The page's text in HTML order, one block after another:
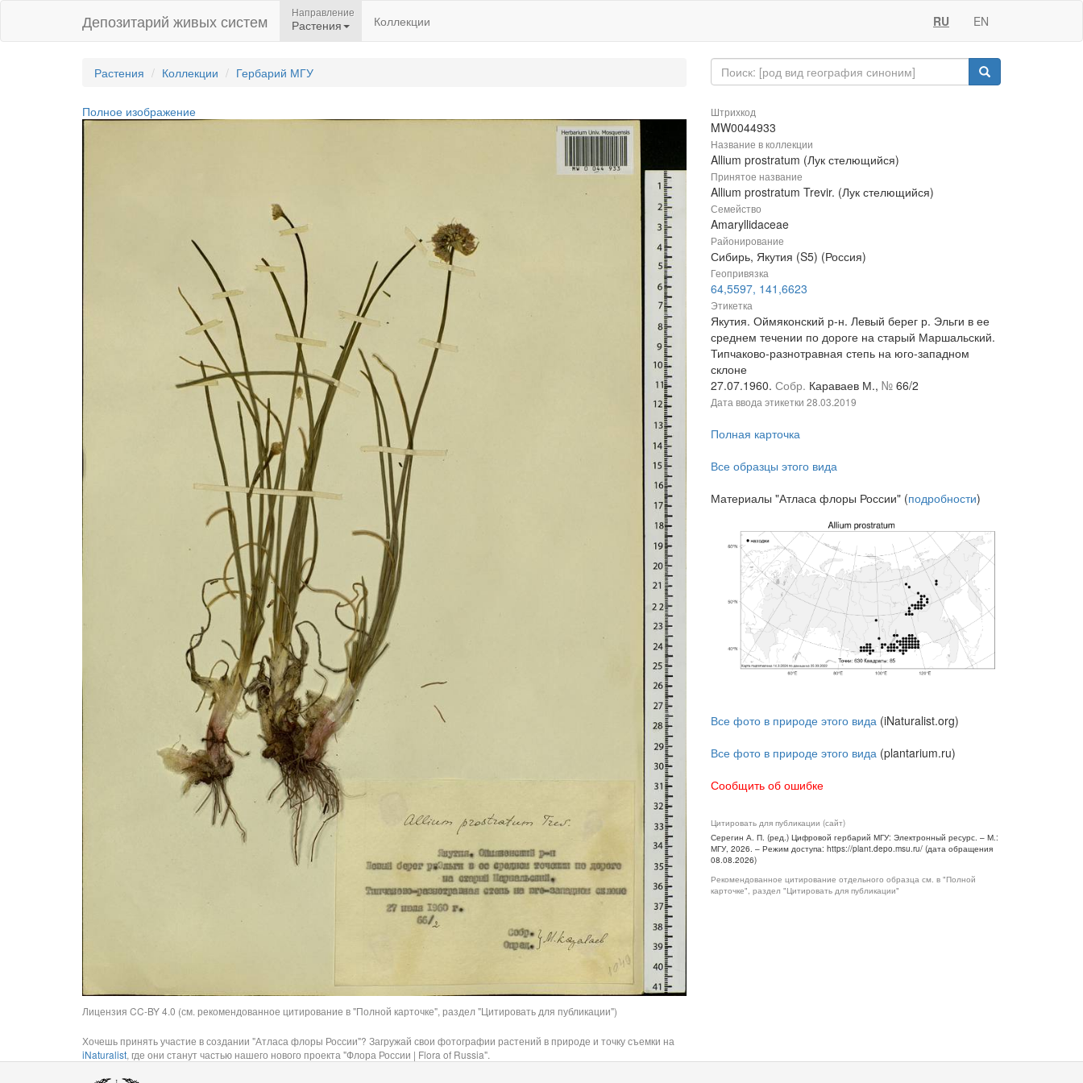
Депозитарий живых систем Направление
Растения Коллекции RU EN
Растения Коллекции Гербарий МГУ
Полное изображение
Лицензия CC-BY 4.0 (см. рекомендованное цитирование в "Полной карточке", раздел "Цитировать для публикации")
Хочешь принять участие в создании "Атласа флоры России"? Загружай свои фотографии растений в природе и точку съемки на
iNaturalist, где они станут частью нашего нового проекта "Флора России | Flora of Russia".
Штрихкод
MW0044933
Название в коллекции
Allium prostratum (Лук стелющийся)
Принятое название
Allium prostratum Trevir. (Лук стелющийся)
Семейство
Amaryllidaceae
Районирование
Сибирь, Якутия (S5) (Россия)
Геопривязка
64,5597, 141,6623
Этикетка
Якутия. Оймяконский р-н. Левый берег р. Эльги в ее
среднем течении по дороге на старый Маршальский.
Типчаково-разнотравная степь на юго-западном
склоне
27.07.1960. Собр. Караваев М., № 66/2
Дата ввода этикетки 28.03.2019
Полная карточка
Все образцы этого вида
Материалы "Атласа флоры России" (подробности)
Все фото в природе этого вида (iNaturalist.org)
Все фото в природе этого вида (plantarium.ru)
Сообщить об ошибке
Цитировать для публикации (сайт)
Серегин А. П. (ред.) Цифровой гербарий МГУ: Электронный ресурс. – М.:
МГУ, 2026. – Режим доступа: https://plant.depo.msu.ru/ (дата обращения
08.08.2026)
Рекомендованное цитирование отдельного образца см. в "Полной
карточке", раздел "Цитировать для публикации"